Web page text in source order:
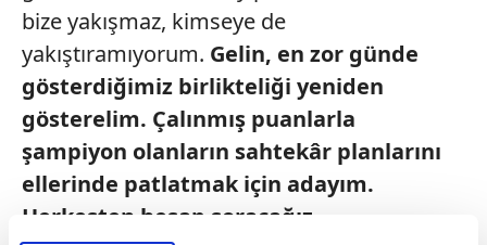
bize yakışmaz, kimseye de
yakıştıramıyorum. Gelin, en zor günde
gösterdiğimiz birlikteliği yeniden
gösterelim. Çalınmış puanlarla
şampiyon olanların sahtekâr planlarını
ellerinde patlatmak için adayım.
Herkesten hesap soracağız.